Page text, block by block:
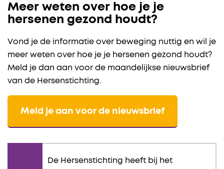
Meer weten over hoe je je
hersenen gezond houdt?
Vond je de informatie over beweging nuttig en wil je
meer weten over hoe je je hersenen gezond houdt?
Meld je dan aan voor de maandelijkse nieuwsbrief
van de Hersenstichting.
Meld je aan voor de nieuwsbrief
De Hersenstichting heeft bij het